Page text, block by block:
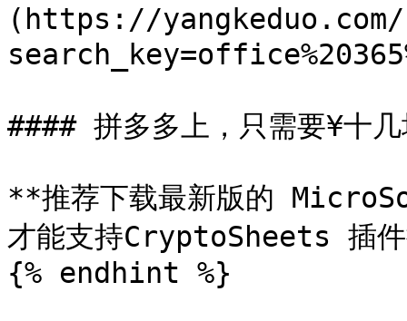
(https://
#### 拼多多上，只需要¥十
**推荐下载最新版的
才能支持CryptoSheets 插
{% endhint %}